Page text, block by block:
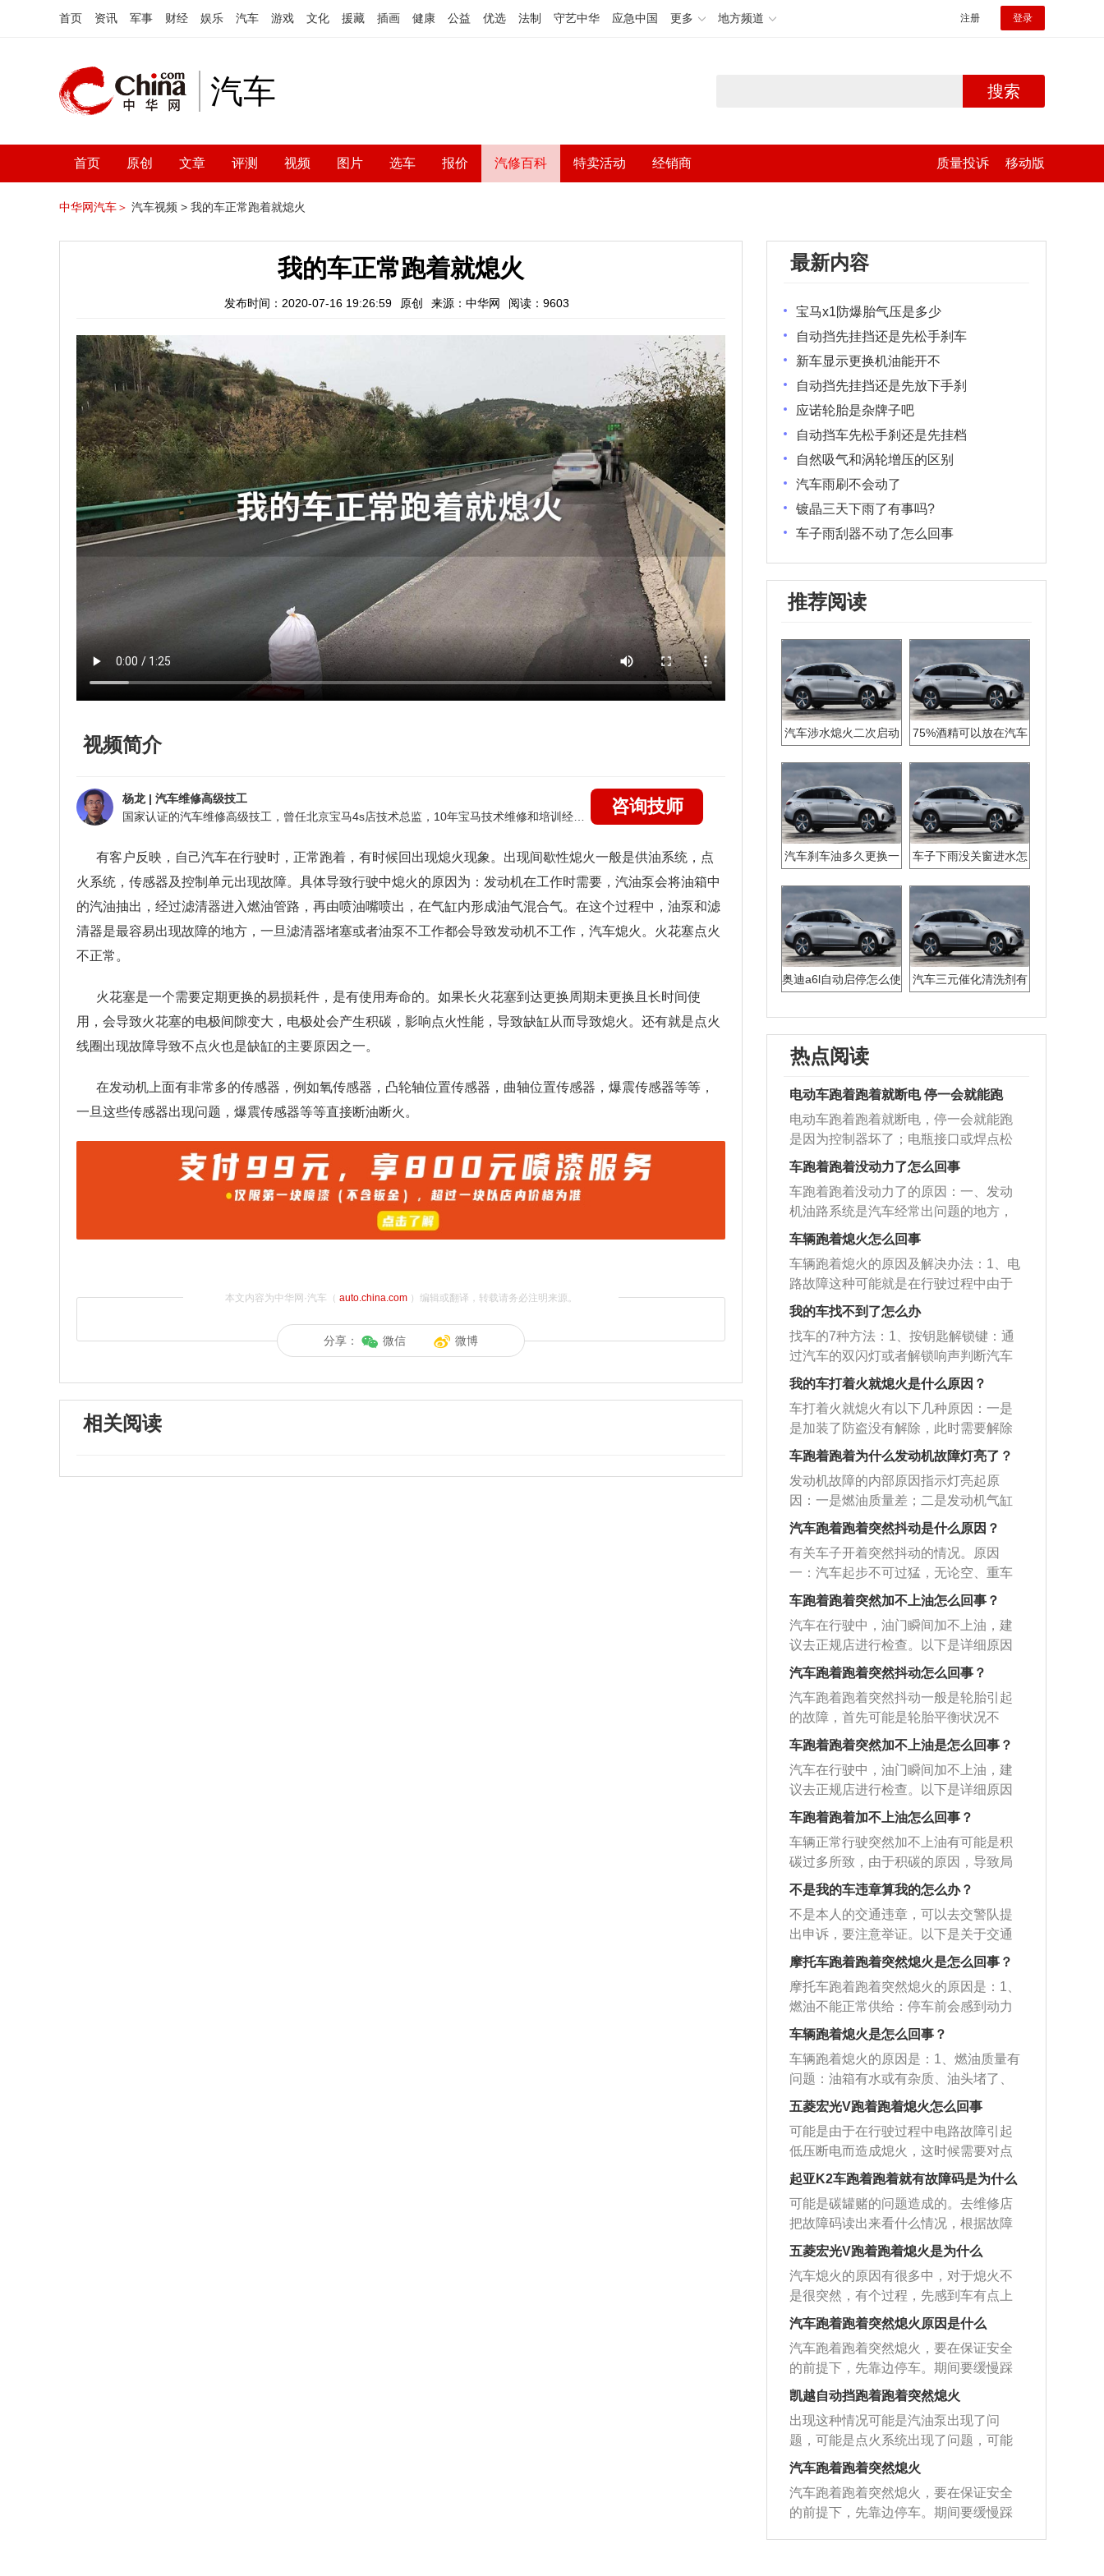
首页 资讯 军事 财经 娱乐 汽车 游戏 文化 援藏 插画 健康 公益 优选 法制 守艺中华 应急中国 更多 地方频道 注册 登录
汽车 搜索
首页 原创 文章 评测 视频 图片 选车 报价 汽修百科 特卖活动 经销商 质量投诉 移动版
中华网汽车＞ 汽车视频 > 我的车正常跑着就熄火
我的车正常跑着就熄火
发布时间：2020-07-16 19:26:59 原创 来源：中华网 阅读：9603
视频简介
杨龙| 汽车维修高级技工
国家认证的汽车维修高级技工，曾任北京宝马4s店技术总监，10年宝马技术维修和培训经验，擅长：宝马全系疑难故障诊断维修，远程维修技术指导
咨询技师
有客户反映，自己汽车在行驶时，正常跑着，有时候回出现熄火现象。出现间歇性熄火一般是供油系统，点
火系统，传感器及控制单元出现故障。具体导致行驶中熄火的原因为：发动机在工作时需要，汽油泵会将油箱中
的汽油抽出，经过滤清器进入燃油管路，再由喷油嘴喷出，在气缸内形成油气混合气。在这个过程中，油泵和滤
清器是最容易出现故障的地方，一旦滤清器堵塞或者油泵不工作都会导致发动机不工作，汽车熄火。火花塞点火
不正常。
火花塞是一个需要定期更换的易损耗件，是有使用寿命的。如果长火花塞到达更换周期未更换且长时间使
用，会导致火花塞的电极间隙变大，电极处会产生积碳，影响点火性能，导致缺缸从而导致熄火。还有就是点火
线圈出现故障导致不点火也是缺缸的主要原因之一。
在发动机上面有非常多的传感器，例如氧传感器，凸轮轴位置传感器，曲轴位置传感器，爆震传感器等等，
一旦这些传感器出现问题，爆震传感器等等直接断油断火。
本文内容为中华网·汽车（ auto.china.com）编辑或翻译，转载请务必注明来源。
分享： 微信 微博
相关阅读
最新内容
宝马x1防爆胎气压是多少
自动挡先挂挡还是先松手刹车
新车显示更换机油能开不
自动挡先挂挡还是先放下手刹
应诺轮胎是杂牌子吧
自动挡车先松手刹还是先挂档
自然吸气和涡轮增压的区别
汽车雨刷不会动了
镀晶三天下雨了有事吗?
车子雨刮器不动了怎么回事
推荐阅读
汽车涉水熄火二次启动
75%酒精可以放在汽车
汽车刹车油多久更换一
车子下雨没关窗进水怎
奥迪a6l自动启停怎么使
汽车三元催化清洗剂有
热点阅读
电动车跑着跑着就断电 停一会就能跑
电动车跑着跑着就断电，停一会就能跑
是因为控制器坏了；电瓶接口或焊点松
动；线路接触不良；电压不够；保险丝
熔断。具体如下：1、控制器坏了：电动
车控制器坏了，会出现电动车上坡或行
驶时震动，后轮被卡住推不动，启动无
力或断电的现象。需要尽快到维修点进
行维修，或更换控制器。2、电瓶接口或
焊点松动：电动车电瓶里的接口或焊点
象，紧固下就可以了。3、线路接触不
良：电瓶电源的供电线接触不良，如连
接电池的插头松动，电门锁的插头接触
不好，控制器的电源插头松动。需要逐
一排查以上部位，如有松动进行紧固即
可。4、电压不够：也有可能是电压不
够，电动车有欠压保护功能的，行驶过
程中就会有时而有电时而没电的症状。
可以到专业维修点进行调整。5、保险丝
熔断：如果电动车的电源不亮，说明电
直接更换保险丝和保险丝座。
车跑着跑着没动力了怎么回事
车跑着跑着没动力了的原因：一、发动
机油路系统是汽车经常出问题的地方，
喷油嘴堵塞、油管漏油、汽油泵功率降
低、汽油滤清器阻塞都会造成汽车无
力。汽车之所以产生无力感，主要都是
因为发动机没有足够的油，燃烧效率下
降，马力也达不到我们的要求。解决方
法：检查发动机油路系统是否故障，定
期检查维修喷油嘴、油管、汽油泵、汽
发动机除了需要油，还需要空气，如果
空气滤清器、节气门等部件堵塞或者出
现问题，导致进气量不足，也会造成车
子加速无力提速慢。解决方法：检查空
气滤清器、节气门等部件堵塞如有必要
需及时更换。三、火花塞也是常见故障
的源头，如果火花塞点火不良，有可能
导致加速无力的问题。解决方法：定期
检查或更换火花塞。四、如果出现车子
没劲的情况，车子在停下来的时候会感
表明车子的发动机至少有一缸运转不正
常或者熄火。一般情况下，一台四缸发
动机如果有一缸不发动，发动机还是可
以运转的，而随着缸数的增加，这种症
状就越难被察觉。解决方法：发动机出
现缺缸需要到4s店进行维修。五、排气
系统故障，排气系统故障主要是指排气
不畅，一般都是由于三元催化破碎导致
的，当然，如果有人淘气在你的排气管
中塞入土豆、钢丝球等就另当别论了。
降。解决方法：检查排气管是否堵塞，
检查三元催化是否破碎，如有出现以上
情况需要及时维修与更换。六、离合器
故障，手动档车型的离合器打滑，会导
致加速时发动机转速升高，而车速不升
高的现象。双离合自动变速箱也会有这
样的故障。解决方法：检查离合器是否
故障并及时维修。七、如果在夏天开着
空调，那么小排量车型都会感觉加速吃
力，而且油耗明显增加，这是因为空调
作时需要的功率又非常大，发动机要带
着一个如此大的内耗，所以难免会感觉
提速慢加速无力。解决方法：夏天小排
量的车尽量少开空调以减少发动机的负
荷。八、轮胎胎压不足，这种情况也会
导致汽车提速无力的感觉。解决方法：
开车前检查轮胎胎压是否充足，如果轮
胎胎压不足需要及时维修以免造成安全
隐患。九、汽车没油:如果汽车没油了，
汽车当然就不会产生动力了，这种情况
时才加油，容易降低发动机的使用寿
命，也会产生不必要的麻烦。解决方
法：及时到正规加油站添加燃油。十、
电瓶没电：如果汽车电瓶没电了，汽车
内的电子设备就无法使用，从而影响到
发动机的正常工作，使汽车在行驶中出
现突然没有动力的情况。解决方法：这
种情况要对汽车电瓶进行检查，并及时
对其充电。十一、电子油门损坏:如果汽
车配备的是电子油门，要检查里面的电
决方法：到4S店维修电子油门。十二、
油门踏板损坏:如果汽车配备的是传统油
门，可能是油门踏板拉线松了、油门踏
车辆跑着熄火怎么回事
车辆跑着熄火的原因及解决办法：1、电
路故障这种可能就是在行驶过程中由于
低压断电，熄火。这个时候可以主要检
查一下点火和起动机的开关还有保险
盒。解决办法：如果是开关的问题，只
要更换新的开关就好了。如果是保险盒
里保险丝的问题，只要更换新的保险丝
就好了。2、电器件故障电子元件也有不
牢靠的时候，控制点火、发动机运作的
这种东西。几率是很小，但这种的确会
直接导致我们的发动机熄火，碰到这种
情况的话，的确是相当尴尬。解决办
法：更换掉故障的电器件。3、油路故障
汽油泵损坏，油管破裂，汽化器进油口
堵塞，油箱没油。但是这种情况下汽车
是可以再起动的，只是很难。解决办
法：将汽化器进油口堵塞清除，如果是
油管破裂，更换新的油管，油箱没油，
及时加油。4、传感器故障节气门位置传
器、曲轴位置传感器、凸轮轴位置传感
器故障等故障，如果传感器出现故障，
也会出现熄火故障。解决办法：传感器
故障需要去4s店找专业维修人员来维
修。5、其它故障发动机正时系统紊乱。
正时系统校准不对，发动机顶气门等
等，属于比较严重的故障，不能着车。
解决办法：只能申请救援。6、积碳过多
积碳过多就会造成堵塞，就会让发动机
运转缓慢，造成熄火。解决办法：清除
在设计之初都是会有保护的。比如说开
着开着，突然之间挂个倒档，类似于这
样的东西，一般的车子肯定是挂不进去
的。按了一下解锁，就硬推给你推上去
了，这有可能突然之间就会熄火。解决
办法：这就是个人造成的故障了，需要
改正掉自己的不良驾驶习惯。8、车子设
计不合理还有一些车子的设计有可能不
是很合理，开车的时候你把钥匙给拔
了，它有可能是会熄火的；或者你把它
能会产生熄火的这种情况。解决办法：
这属于正常现象。9、燃油质量有问题油
箱有水或有杂质、油头堵了、滤清器不
干净。解决办法：这个时候就需要先将
油箱清除干净，把水和杂质倒掉，然后
更换新的滤清器，最后再加注优质燃
油。10、发动机燃油喷射系统故障如发
动机燃油喷嘴堵塞或发动机燃油泵堵
塞，会导致车辆自动熄火。解决办法：
去修理厂检查车辆燃油喷射系统。11、
修理厂进行进气系统的保养。12、齿轮
问题如果车辆在行驶过程中在N档滑行，
发动机将会失速。解决办法：行驶过程
中避开N挡。13、触发汽车防盗系统解
决办法：发动机被锁定，电池可以断电
强制复位。14、发动机过热了长时间驾
驶可能会导致发动机过热。解决办法：
可以停车休息一下，等发动机温度下降
后再继续行驶。15、低压线路短路导致
熄火解决办法：去4S店，让维修人员进
我的车找不到了怎么办
找车的7种方法：1、按钥匙解锁键：通
过汽车的双闪灯或者解锁响声判断汽车
大概的位置。2、借助外部设备：如果车
停在大型商场，可以通过智能寻车系统
找车，在商场提供的系统上面输入自己
的车牌，即可显示车主目前的位置和汽
车的停放位置，并提供最佳的取车路
线。3、手机定位：打开GPS查车app即
可给汽车定位。（华为mate20鸿蒙2.0.
件，点击查车。接着点击圆圈里有一个
点的图标，即可给汽车定位。4、报警：
如果以上方法都找不到或丢失，应立即
向公安机关报案。如果有盗车行为，先
向公安机关报案，再向保险公司报案索
赔。5、通过客户端或者是给GPS售后客
服打电话：如果我们既没有在手机软件
上查到定位，又不能在停车场顺利找到
车辆，那么我们可以通过客户端或者是
给GPS售后客服打电话。但前提是一定
之后就会帮我们定位车辆了。6、寻求保
险公司帮助如果有相关保险，应立即联
系相关公司办理赔偿。7、请求专业人士
帮忙，建议打4s店电话，寻找帮助，第
一时间处理，避免更大的损失。
我的车打着火就熄火是什么原因？
车打着火就熄火有以下几种原因：一是
是加装了防盗没有解除，此时需要解除
防盗。二是节气门过脏了或是进气道积
炭过多造成的，可以用电脑检测一下节
气门的开度，然后根据情况清洗节气门
或进气道。三是检查点火系统，特别是
点火线圈，看是否出现问题。四是油箱
燃油量不足，油泵油压不够。喷油嘴单
个或多个堵塞、分火线漏电。发动机使
行常规检查。
车跑着跑着为什么发动机故障灯亮了？
发动机故障的内部原因指示灯亮起原
因：一是燃油质量差；二是发动机气缸
内脏污和积碳；三是燃烧不良。燃烧不
良是发动机故障指示灯亮起的主要原
因。发动机爆震通常有三种情况：第一
种情况：汽车动力不足；第二种情况：
车弱，发动机噪音太大；第三种情况：
有明显的敲击声。在第一种情况下，一
些发动机故障指示灯将点亮，而一些将
机故障指示灯将点亮。
汽车跑着跑着突然抖动是什么原因？
有关车子开着突然抖动的情况。原因
一：汽车起步不可过猛，无论空、重车
都应低速平稳起步。避免轮胎与地面拖
曳，以减少胎面磨耗。原因二：在良好
路面上行驶，应保持直线前进，除会车
和避让障碍物外，禁止左右摇摆和急剧
转向，以防轮胎和轮辋之间产生横向的
切割损伤轮胎。原因三：车辆下长坡时
应根据坡度大小，长度和道路情况，适
的情况下，应挂挡行驶，并利用轻微制
动控制车速下坡，这样不但可以避免紧
急制动，减少轮胎磨损，而且对安全行
车也有保障。
车跑着跑着突然加不上油怎么回事？
汽车在行驶中，油门瞬间加不上油，建
议去正规店进行检查。以下是详细原因
及解决方法：燃油的存量太少：达不到
正常的吸附压力。解决方法：保证汽车
用油的质量。要到正规、有信誉的加油
站加油。燃油管路的堵塞：造成燃油压
力变低，加油无力。解决方法：对燃油
管进行彻底的清洁。油门踏板传感器：
出现故障，就会出现只有一个转速行
规维修点进行维修。
汽车跑着跑着突然抖动怎么回事？
汽车跑着跑着突然抖动一般是轮胎引起
的故障，首先可能是轮胎平衡状况不
佳，另一种状况则较为严重，可能是因
为钢圈变形所致，还有一情况是因为传
动轴变形不平衡引起，建议联系4S店进
行进一步诊断与维修。以下是具体介
绍：1、轮胎平衡状况不佳：需要车主尽
快去做一个四轮定位和动平衡，如果车
辆不跑偏做一下轮胎动平衡即可。2、钢
修店检查。这种状况一般发生在使用年
限较长的车辆身上。一般汽车更换新轮
胎、新钢圈时都要做一次轮胎平衡，否
则配重不平均时方向盘就容易发生抖动
的现象。车身抖动对行车舒适感和操控
判断都会有所影响。3、传动轴变形不平
衡引起：一般这种情况出现在底盘碰撞
过的车比较多。
车跑着跑着突然加不上油是怎么回事？
汽车在行驶中，油门瞬间加不上油，建
议去正规店进行检查。以下是详细原因
及解决方法：1、燃油的存量太少：达不
到正常的吸附压力。解决方法：保证汽
车用油的质量。要到正规、有信誉的加
油站加油。2、燃油管路的堵塞：造成燃
油压力变低，加油无力。解决方法：对
燃油管进行彻底的清洁。3、油门踏板传
感器：出现故障，就会出现只有一个转
到正规维修点进行维修。
车跑着跑着加不上油怎么回事？
车辆正常行驶突然加不上油有可能是积
碳过多所致，由于积碳的原因，导致局
部温度过高会出现可燃混合气还没点燃
就被积碳所引燃，这就是常说的爆燃，
会扰乱发动机的正常工作，不但有所抖
动还会导致踩油门动力上不去的状况，
行驶起来非常肉。关于汽油的相关信息
如下：1、简介：汽油，是从石油里分
馏、裂解出来的具有挥发性、可燃性的
透明液体，可燃，馏程为30℃至220℃。
2、重要特性：汽油重要的特性为蒸发
性、安定性、抗爆性、腐蚀性和清洁
性。
不是我的车违章算我的怎么办？
不是本人的交通违章，可以去交警队提
出申诉，要注意举证。以下是关于交通
违章的相关介绍：1、涉及范围：凡是车
辆、行人违反交通管理规章制度和机
关、团体、企业、学校及其他组织或个
人未经公安机关批准随意占用道路摆摊
设点、停放车辆、堆物作业、搭棚盖
房，以及进行集市贸易和其他妨碍交通
的活动，均属交通违章。2、法律规定：
交通事故责任者对交通事故造成损失，
应当承担赔偿责任，承担赔偿责任的机
动车驾驶员暂时无力赔偿，由驾驶员所
在单位或者机动车所有人负责垫付。但
是，机动车驾驶员在执行职务中发生交
通事故，驾驶员所在单位或者机动车的
所有人在赔偿损失后，可以向驾驶员追
偿部分或全部费用。
摩托车跑着跑着突然熄火是怎么回事？
摩托车跑着跑着突然熄火的原因是：1、
燃油不能正常供给：停车前会感到动力
不足并逐渐下降，接着就渐渐自动停
车，在确定油箱有油的情况下，检查化
油器内是否有油，若没油说明油箱至化
油器的油路堵塞，应予以清洗和疏通；
2、温度过高或润滑不良，使活塞和气缸
咬死，也会导致熄火；3、电路故障。摩
托车由汽油机驱动，靠手把操纵前轮转
速，广泛用于巡逻、客货运输等，也用
作体育运动器械。
车辆跑着熄火是怎么回事？
车辆跑着熄火的原因是：1、燃油质量有
问题：油箱有水或有杂质、油头堵了、
滤清器不干净，供油系统检查并清洗；
2、电路有问题：检查电子点火器、高压
线等；3、电路板有问题。当发现熄火
后，根据当时路况，如果没有紧急情
况，可以缓慢踩刹车，以防追尾，车速
降低后，缓慢打方向，驶向路边车道，
要注意刹车要一直踩，力量由小变大，
仅存的真空也被消耗掉，再踩时便踩不
动了，到了路边停好车，打开四闪灯，
放置好三角架，打电话寻求救援拖车。
五菱宏光V跑着跑着熄火怎么回事
可能是由于在行驶过程中电路故障引起
低压断电而造成熄火，这时候需要对点
火和启动系统进行检查，尤其要注意检
查点火线圈、容电器、保险丝工作状态
是否正常。汽车熄火是汽车故障中比较
常见的一个问题，比较大的概率可能是
点火和起动机的问题。另外也可能是由
于油路故障，例如汽油泵损坏、有关破
裂或是进油口堵塞的情况，在这种情况
不过启动成功率并不高。如果车辆表现
是一开始可以启动，没过多长时间后就
熄火，熄火后可以再次启动，但是一会
后又熄火这种反复状态，就可能是电器
件故障，特别要注意点火线圈和电子点
火模块是否正常工作。另外熄火也可能
是由于车内传感器的故障造成的，可能
是节气门位置的传感器，或是进气流
量、压力传感器、曲轴位置的传感器故
障。
起亚K2车跑着跑着就有故障码是为什么
可能是碳罐赌的问题造成的。去维修店
把故障码读出来看什么情况，根据故障
码检查维修。汽车故障码就是汽车出现
故障后经汽车电脑ECU分析反映出的故
障码，一般的故障码都是传感器故障传
感器工作不良引起的，但一些机械故障E
CU是读不出来的。汽车发动机出现故
障，用检测电脑检测后，电脑会显示出
故障代码，通过这个代码，维修人员能
修。汽车故障码可分两种:一种是偶发故
障。另一种为实际故障通常偶发故障只
要不在出现是可以被清除掉的但如果是
实际故障就必须得经过维修之后才能被
清除掉。常见汽车故障码：P0107：进
气压力感知器输入电压太低；P0108：
进气压力感知器输入电压太高；P010
9：进气温度感知器线路不良或进气压力
五菱宏光V跑着跑着熄火是为什么
汽车熄火的原因有很多中，对于熄火不
是很突然，有个过程，先感到车有点上
不来油，情况越来越严重，直到熄火，
这种情况大多是油路故障。如果是熄火
很突然，大多是电路故障，例如点火线
圈烧毁，保险熔断，关键部位传感器损
坏或脱落等。1、电路故障这种可能就是
在行驶过程中由于低压断电，熄火。这
个时候可以主要检查一下点火和起动机
是点火线圈，容电器，电子点火模块。
就是一开始能起动，过一会就熄火，然
后又能起动，又会熄火。3、油路故障汽
汽车跑着跑着突然熄火原因是什么
汽车跑着跑着突然熄火，要在保证安全
的前提下，先靠边停车。期间要缓慢踩
刹车，不能突然急刹车，防止后车追
尾。另外，熄火以后，转向助力和刹车
助力都会消失，这是正常现象。这种情
况下更不能慌乱，可以打开双闪灯，告
知其他车辆自己的车出现了问题。踩刹
车的时候，要一直踩着，不能踩了就松
开了，因为再踩刹车很可能就踩不下去
凯越自动挡跑着跑着突然熄火
出现这种情况可能是汽油泵出现了问
题，可能是点火系统出现了问题，可能
是进气系统或其他电子系统出现了问题
导致的。出现这种情况后建议立即去4s
店或专业的修理机构读取故障码，故障
码可以帮助技师快速找到故障部位和故
障原因。凯越是别克旗下的一款紧凑型
汽车跑着跑着突然熄火
汽车跑着跑着突然熄火，要在保证安全
的前提下，先靠边停车。期间要缓慢踩